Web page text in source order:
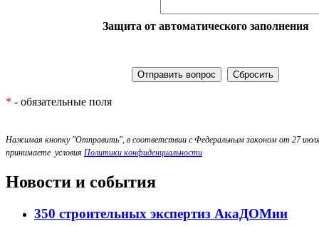
Защита от автоматического заполнения
* - обязательные поля
Нажимая кнопку "Отправить", в соответствии с Федеральным законом от 27
принимаете условия Политики конфиденциальности
Новости и события
350 строительных экспертиз АкаДОМии